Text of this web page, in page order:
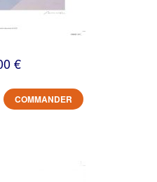
€
COMMANDER